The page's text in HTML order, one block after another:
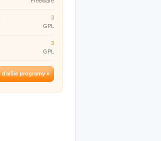
3
GPL
3
GPL
ďalšie programy »